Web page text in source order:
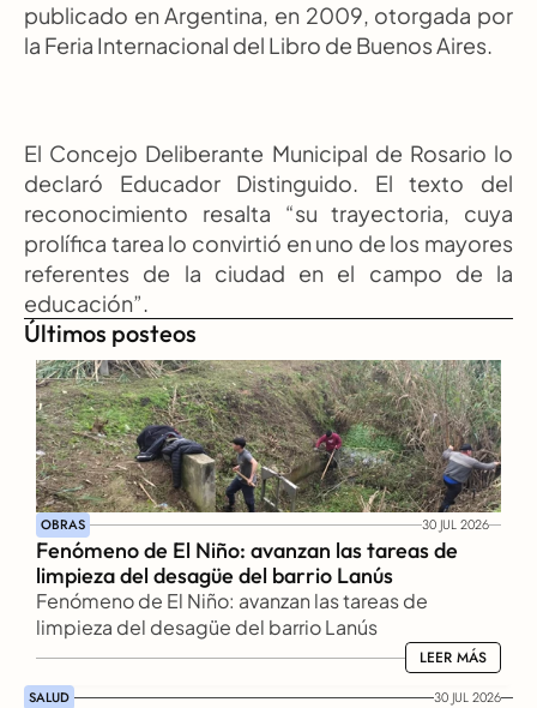
publicado en Argentina, en 2009, otorgada por
la Feria Internacional del Libro de Buenos Aires.
El Concejo Deliberante Municipal de Rosario lo
declaró Educador Distinguido. El texto del
reconocimiento resalta “su trayectoria, cuya
prolífica tarea lo convirtió en uno de los mayores
referentes de la ciudad en el campo de la
educación”.
Últimos posteos
OBRAS 30 JUL 2026
Fenómeno de El Niño: avanzan las tareas de
limpieza del desagüe del barrio Lanús
Fenómeno de El Niño: avanzan las tareas de
limpieza del desagüe del barrio Lanús
LEER MÁS
LEER MÁS
SALUD 30 JUL 2026